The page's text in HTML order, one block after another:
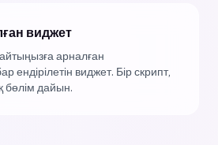
виджет
арналған
ендірілетін виджет. Бір скрипт,
бөлім дайын.